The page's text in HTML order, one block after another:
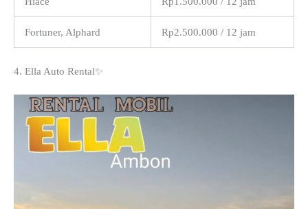
Fortuner, Alphard Rp2.500.000 / 12 jam
4. Ella Auto Rental✨